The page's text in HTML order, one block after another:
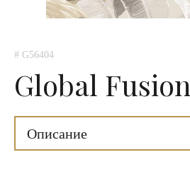
# G56404
Global Fusion
Описание